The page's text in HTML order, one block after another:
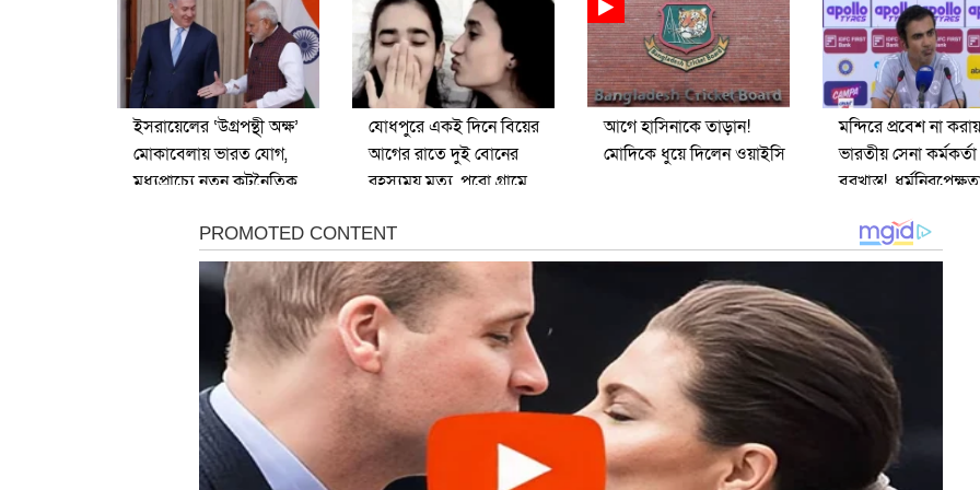
ইসরায়েলের ‘উগ্রপন্থী অক্ষ’
মোকাবেলায় ভারত যোগ,
মধ্যপ্রাচ্যে নতুন কূটনৈতিক
যোধপুরে একই দিনে বিয়ের
আগের রাতে দুই বোনের
রহস্যময় মৃত্যু, পুরো গ্রামে
আগে হাসিনাকে তাড়ান!
মোদিকে ধুয়ে দিলেন ওয়াইসি
মন্দিরে প্রবেশ না করায়
ভারতীয় সেনা কর্মকর্তা
বরখাস্ত!,